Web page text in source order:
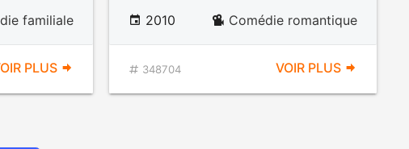
familiale
PLUS
2010 Comédie romantique
348704 VOIR PLUS